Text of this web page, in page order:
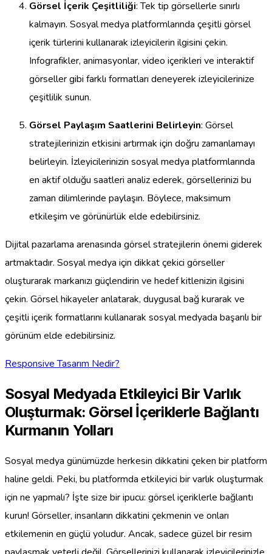
Görsel İçerik Çeşitliliği: Tek tip görsellerle sınırlı
kalmayın. Sosyal medya platformlarında çeşitli görsel
içerik türlerini kullanarak izleyicilerin ilgisini çekin.
Infografikler, animasyonlar, video içerikleri ve interaktif
görseller gibi farklı formatları deneyerek izleyicilerinize
çeşitlilik sunun.
Görsel Paylaşım Saatlerini Belirleyin: Görsel
stratejilerinizin etkisini artırmak için doğru zamanlamayı
belirleyin. İzleyicilerinizin sosyal medya platformlarında
en aktif olduğu saatleri analiz ederek, görsellerinizi bu
zaman dilimlerinde paylaşın. Böylece, maksimum
etkileşim ve görünürlük elde edebilirsiniz.
Dijital pazarlama arenasında görsel stratejilerin önemi giderek
artmaktadır. Sosyal medya için dikkat çekici görseller
oluşturarak markanızı güçlendirin ve hedef kitlenizin ilgisini
çekin. Görsel hikayeler anlatarak, duygusal bağ kurarak ve
çeşitli içerik formatlarını kullanarak sosyal medyada başarılı bir
görünüm elde edebilirsiniz.
Responsive Tasarım Nedir?
Sosyal Medyada Etkileyici Bir Varlık
Oluşturmak: Görsel İçeriklerle Bağlantı
Kurmanın Yolları
Sosyal medya günümüzde herkesin dikkatini çeken bir platform
haline geldi. Peki, bu platformda etkileyici bir varlık oluşturmak
için ne yapmalı? İşte size bir ipucu: görsel içeriklerle bağlantı
kurun! Görseller, insanların dikkatini çekmenin ve onları
etkilemenin en güçlü yoludur. Ancak, sadece güzel bir resim